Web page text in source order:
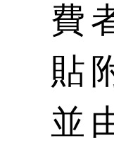
費
貼
並